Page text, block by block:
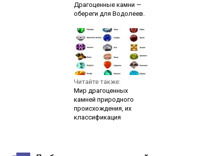
Драгоценные камни —
обереги для Водолеев.
Читайте также:
Мир драгоценных
камней природного
происхождения, их
классификация